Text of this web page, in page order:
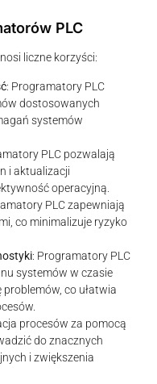
PLC
liczne korzyści:
: Programatory PLC
dostosowanych
systemów
PLC pozwalają
i aktualizacji
operacyjną.
PLC zapewniają
co minimalizuje ryzyko
: Programatory PLC
systemów w czasie
co ułatwia
procesów za pomocą
do znacznych
i zwiększenia